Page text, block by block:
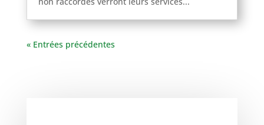
« Entrées précédentes